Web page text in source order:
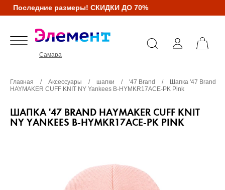
Последние размеры! СКИДКИ ДО 70%
Самара
Главная / Аксессуары / шапки / '47 Brand /
Шапка '47 Brand
HAYMAKER CUFF KNIT NY Yankees B-HYMKR17ACE-PK Pink
ШАПКА '47 BRAND HAYMAKER CUFF KNIT
NY YANKEES B-HYMKR17ACE-PK PINK